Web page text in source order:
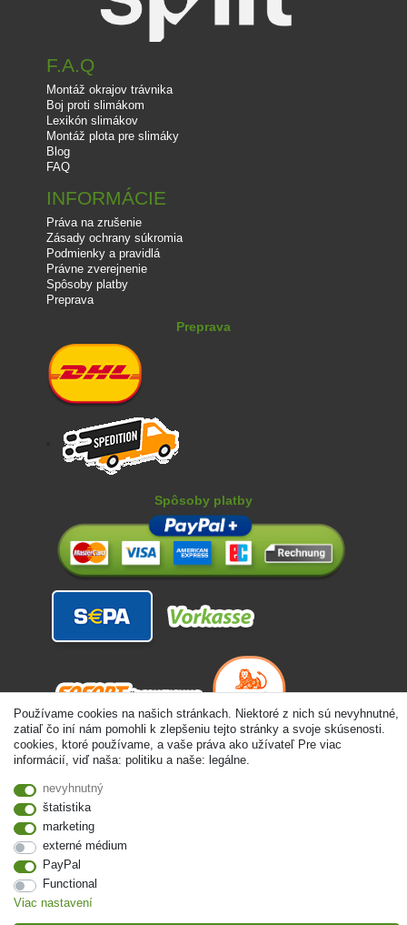
F.A.Q
Montáž okrajov trávnika
Boj proti slimákom
Lexikón slimákov
Montáž plota pre slimáky
Blog
FAQ
INFORMÁCIE
Práva na zrušenie
Zásady ochrany súkromia
Podmienky a pravidlá
Právne zverejnenie
Spôsoby platby
Preprava
Preprava
Spôsoby platby
Lieferungen nach Deutschland!
Používame cookies na našich stránkach. Niektoré z nich sú nevyhnutné,
zatiaľ čo iní nám pomohli k zlepšeniu tejto stránky a svoje skúsenosti.
cookies, ktoré používame, a vaše práva ako užívateľ Pre viac
informácií, viď naša: politiku a naše: legálne.
nevyhnutný
štatistika
marketing
externé médium
PayPal
Functional
Viac nastavení